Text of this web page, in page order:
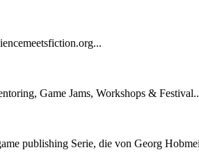
Game Jams, Workshops &
publishing Serie, die von Georg